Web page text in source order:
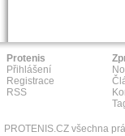
Protenis
Přihlášení
Registrace
RSS
PROTENIS.CZ všechna